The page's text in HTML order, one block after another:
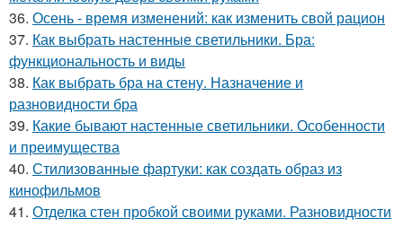
36. Осень - время изменений: как изменить свой рацион
37. Как выбрать настенные светильники. Бра:
функциональность и виды
38. Как выбрать бра на стену. Назначение и
разновидности бра
39. Какие бывают настенные светильники. Особенности
и преимущества
40. Стилизованные фартуки: как создать образ из
кинофильмов
41. Отделка стен пробкой своими руками. Разновидности